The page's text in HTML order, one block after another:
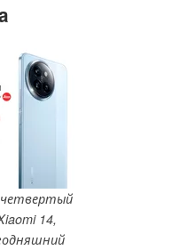
14,